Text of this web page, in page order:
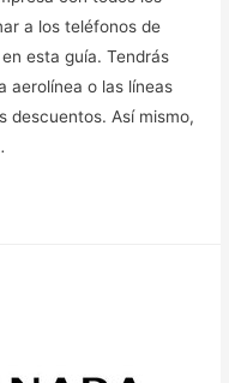
a los teléfonos de
esta guía. Tendrás
aerolínea o las líneas
descuentos. Así mismo,